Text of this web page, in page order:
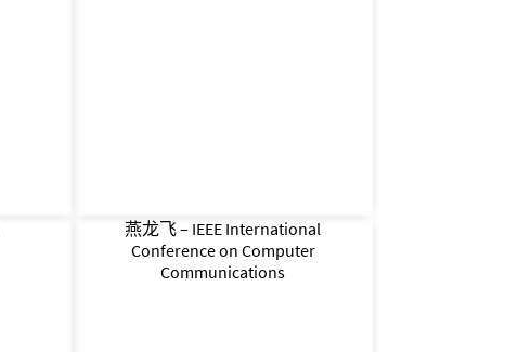
燕龙飞 – IEEE International
Conference on Computer
Communications